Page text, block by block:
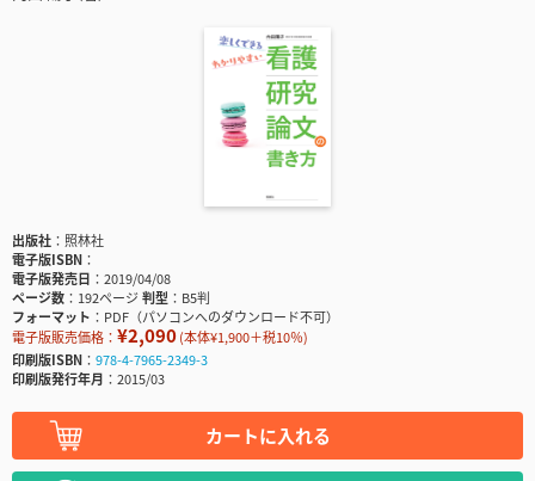
出版社
照林社
電子版ISBN
電子版発売日
2019/04/08
ページ数
192ページ判型
B5判
フォーマット
PDF（パソコンへのダウンロード不可）
電子版販売価格： ¥2,090(本体¥1,900＋税10％)
印刷版ISBN
978-4-7965-2349-3
印刷版発行年月
2015/03
カートに入れる